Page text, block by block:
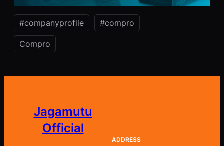
#companyprofile #compro
Compro
Jagamutu
Official
ADDRESS